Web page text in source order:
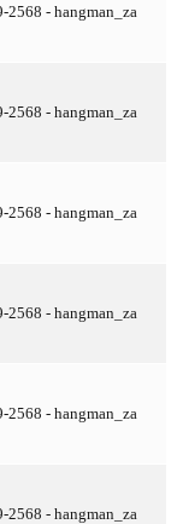
2568 - hangman_za
2568 - hangman_za
2568 - hangman_za
2568 - hangman_za
2568 - hangman_za
2568 - hangman_za